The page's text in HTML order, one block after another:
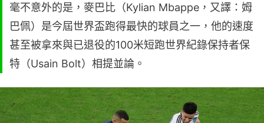
毫不意外的是，麥巴比（Kylian Mbappe，又譯：姆
巴佩）是今屆世界盃跑得最快的球員之一，他的速度
甚至被拿來與已退役的100米短跑世界紀錄保持者保
特（Usain Bolt）相提並論。